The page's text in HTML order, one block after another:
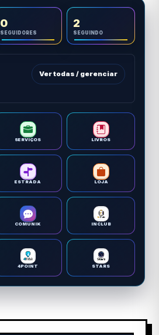
0
SEGUIDORES
2
SEGUINDO
Ver todas / gerenciar
SERVIÇOS LIVROS
ESTRADA LOJA
COMUNIK INCLUB
4POINT STARS